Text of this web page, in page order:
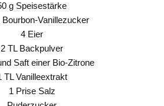
g Speisestärke
Bourbon-Vanillezucker
4 Eier
2 TL Backpulver
Saft einer Bio-Zitrone
TL Vanilleextrakt
1 Prise Salz